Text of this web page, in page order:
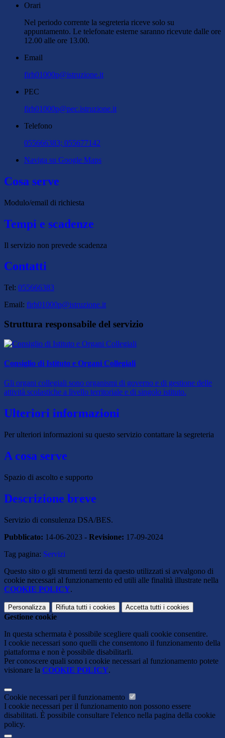
Orari
Nel periodo corrente la segreteria riceve solo su
appuntamento. Le telefonate esterne saranno ricevute dalle ore
12.00 alle ore 13.00.
Email
firh01000p@istruzione.it
PEC
firh01000p@pec.istruzione.it
Telefono
055666383; 055677142
Naviga su Google Maps
Cosa serve
Modulo/email di richiesta
Tempi e scadenze
Il servizio non prevede scadenza
Contatti
Tel: 055666383
Email: firh01000p@istruzione.it
Struttura responsabile del servizio
Consiglio di Istituto e Organi Collegiali
Gli organi collegiali sono organismi di governo e di gestione delle
attività scolastiche a livello territoriale e di singolo istituto.
Ulteriori informazioni
Per ulteriori informazioni su questo servizio contattare la segreteria
A cosa serve
Spazio di ascolto e supporto
Descrizione breve
Servizio di consulenza DSA/BES.
Pubblicato: 14-06-2023 - Revisione: 17-09-2024
Tag pagina: Servizi
Questo sito o gli strumenti terzi da questo utilizzati si avvalgono di
cookie necessari al funzionamento ed utili alle finalità illustrate nella
COOKIE POLICY.
Personalizza Rifiuta tutti i cookies Accetta tutti i cookies
Gestione cookie
In questa schermata è possibile scegliere quali cookie consentire.
I cookie necessari sono quelli che consentono il funzionamento della
piattaforma e non è possibile disabilitarli.
Per conoscere quali sono i cookie necessari al funzionamento potete
visionare la COOKIE POLICY.
Cookie necessari per il funzionamento
I cookie necessari per il funzionamento non possono essere
disabilitati. È possibile consultare l'elenco nella pagina della cookie
policy.